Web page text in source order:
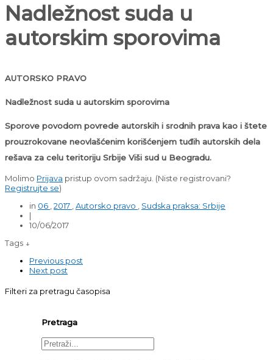
Nadležnost suda u
autorskim sporovima
AUTORSKO PRAVO
Nadležnost suda u autorskim sporovima
Sporove povodom povrede autorskih i srodnih prava kao i štete
prouzrokovane neovlašćenim korišćenjem tuđih autorskih dela
rešava za celu teritoriju Srbije Viši sud u Beogradu.
Molimo Prijava pristup ovom sadržaju. (Niste registrovani?
Registrujte se)
in 06 2017 Autorsko pravo
Sudska praksa: Srbije
|
10/06/2017
Tags ↓
Previous post
Next post
Filteri za pretragu časopisa
Pretraga